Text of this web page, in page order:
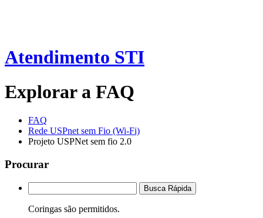
Atendimento STI
Explorar a FAQ
FAQ
Rede USPnet sem Fio (Wi-Fi)
Projeto USPNet sem fio 2.0
Procurar
Busca Rápida
Coringas são permitidos.